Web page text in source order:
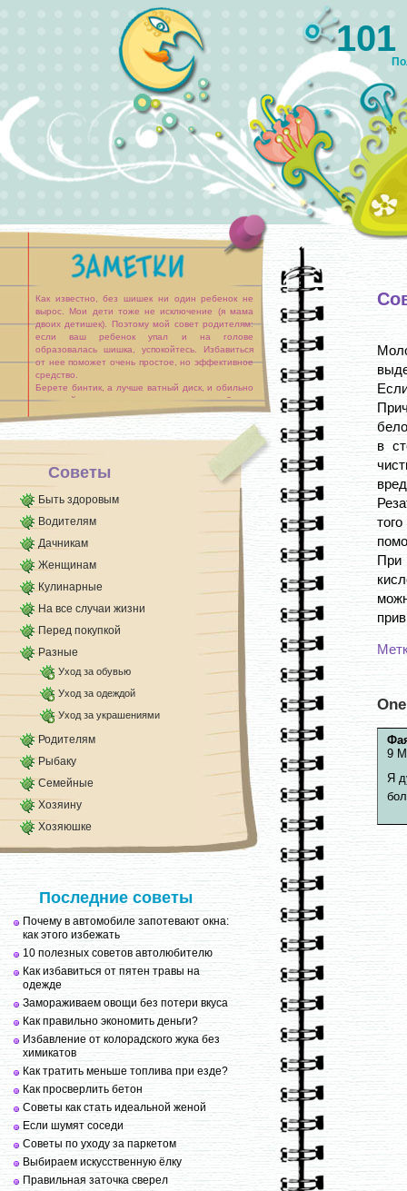
Как известно, без шишек ни один ребенок не
вырос. Мои дети тоже не исключение (я мама
двоих детишек). Поэтому мой совет родителям:
если ваш ребенок упал и на голове
образовалась шишка, успокойтесь. Избавиться
от нее поможет очень простое, но эффективное
средство.
Берете бинтик, а лучше ватный диск, и обильно
пропитайте его растительным маслом. Затем
приложите к [...]
Советы
Быть здоровым
Водителям
Дачникам
Женщинам
Кулинарные
На все случаи жизни
Перед покупкой
Разные
Уход за обувью
Уход за одеждой
Уход за украшениями
Родителям
Рыбаку
Семейные
Хозяину
Хозяюшке
Последние советы
Почему в автомобиле запотевают окна:
как этого избежать
10 полезных советов автолюбителю
Как избавиться от пятен травы на
одежде
Замораживаем овощи без потери вкуса
Как правильно экономить деньги?
Избавление от колорадского жука без
химикатов
Как тратить меньше топлива при езде?
Как просверлить бетон
Советы как стать идеальной женой
Если шумят соседи
Советы по уходу за паркетом
Выбираем искусственную ёлку
Правильная заточка сверел
в
При
9
Я